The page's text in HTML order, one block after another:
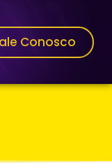
Conosco